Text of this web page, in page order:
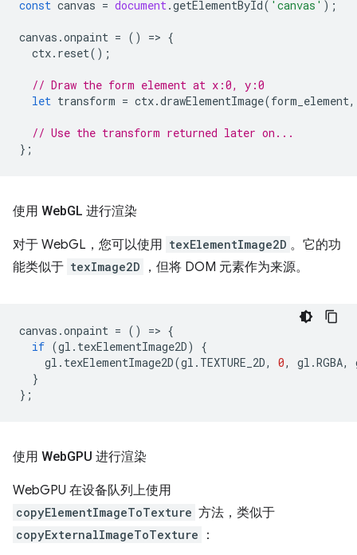
const canvas = document.getElementById( 'canvas' );
canvas .onpaint = () => {
ctx. reset();
// Draw the form element at x:0, y:0
let transform = ctx.drawElementImage(form_element,
// Use the transform returned later on...
};
使用 WebGL 进行渲染
对于 WebGL，您可以使用 texElementImage2D 。它的功
能类似于 texImage2D ，但将 DOM 元素作为来源。
canvas .onpaint = () => {
if (gl . texElementImage2D)
{
gl . texElementImage2D(gl . TEXTURE_2D, 0, gl .RGBA,
}
};
使用 WebGPU 进行渲染
WebGPU 在设备队列上使用
copyElementImageToTexture 方法，类似于
copyExternalImageToTexture ：